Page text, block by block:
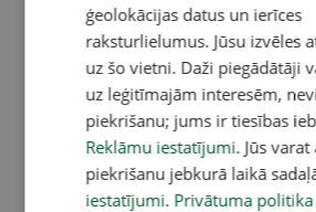
ģeolokācijas datus un ierīces
raksturlielumus. Jūsu izvēles
uz šo vietni. Daži piegādātāji
uz leģitīmajām interesēm,
piekrišanu; jums ir tiesības
Reklāmu iestatījumi. Jūs
piekrišanu jebkurā laikā
iestatījumi. Privātuma politika